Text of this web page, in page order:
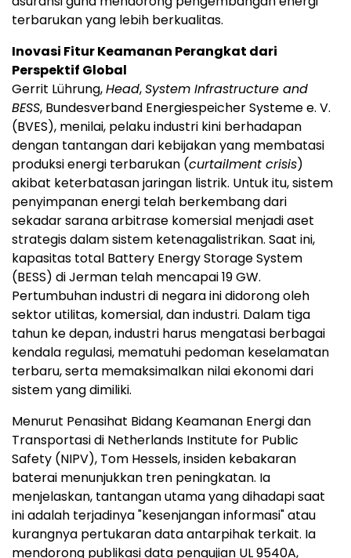
terbarukan yang lebih berkualitas.
Inovasi Fitur Keamanan Perangkat dari
Perspektif Global
Gerrit Lührung,Head,System Infrastructure and
BESS, Bundesverband Energiespeicher Systeme e. V.
(BVES), menilai, pelaku industri kini berhadapan
dengan tantangan dari kebijakan yang membatasi
produksi energi terbarukan (curtailment crisis)
akibat keterbatasan jaringan listrik. Untuk itu, sistem
penyimpanan energi telah berkembang dari
sekadar sarana arbitrase komersial menjadi aset
strategis dalam sistem ketenagalistrikan. Saat ini,
kapasitas total Battery Energy Storage System
(BESS) di Jerman telah mencapai 19 GW.
Pertumbuhan industri di negara ini didorong oleh
sektor utilitas, komersial, dan industri. Dalam tiga
tahun ke depan, industri harus mengatasi berbagai
kendala regulasi, mematuhi pedoman keselamatan
terbaru, serta memaksimalkan nilai ekonomi dari
sistem yang dimiliki.
Menurut Penasihat Bidang Keamanan Energi dan
Transportasi di Netherlands Institute for Public
Safety (NIPV), Tom Hessels, insiden kebakaran
baterai menunjukkan tren peningkatan. Ia
menjelaskan, tantangan utama yang dihadapi saat
ini adalah terjadinya "kesenjangan informasi" atau
kurangnya pertukaran data antarpihak terkait. Ia
mendorong publikasi data pengujian UL 9540A,